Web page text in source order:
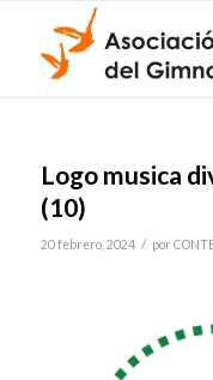
Logo musica
(10)
20 febrero, 2024 / por